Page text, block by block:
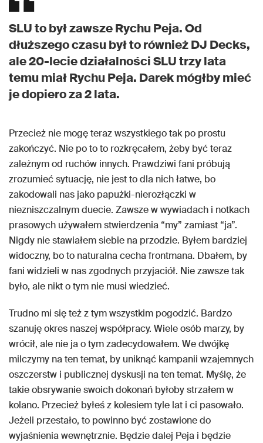
SLU to był zawsze Rychu Peja. Od
dłuższego czasu był to również DJ Decks,
ale 20-lecie działalności SLU trzy lata
temu miał Rychu Peja. Darek mógłby mieć
je dopiero za 2 lata.
Przecież nie mogę teraz wszystkiego tak po prostu
zakończyć. Nie po to to rozkręcałem, żeby być teraz
zależnym od ruchów innych. Prawdziwi fani próbują
zrozumieć sytuację, nie jest to dla nich łatwe, bo
zakodowali nas jako papużki-nierozłączki w
niezniszczalnym duecie. Zawsze w wywiadach i notkach
prasowych używałem stwierdzenia “my” zamiast “ja”.
Nigdy nie stawiałem siebie na przodzie. Byłem bardziej
widoczny, bo to naturalna cecha frontmana. Dbałem, by
fani widzieli w nas zgodnych przyjaciół. Nie zawsze tak
było, ale nikt o tym nie musi wiedzieć.
Trudno mi się też z tym wszystkim pogodzić. Bardzo
szanuję okres naszej współpracy. Wiele osób marzy, by
wrócił, ale nie ja o tym zadecydowałem. We dwójkę
milczymy na ten temat, by uniknąć kampanii wzajemnych
oszczerstw i publicznej dyskusji na ten temat. Myślę, że
takie obsrywanie swoich dokonań byłoby strzałem w
kolano. Przecież byłeś z kolesiem tyle lat i ci pasowało.
Jeżeli przestało, to powinno być zostawione do
wyjaśnienia wewnętrznie. Będzie dalej Peja i będzie